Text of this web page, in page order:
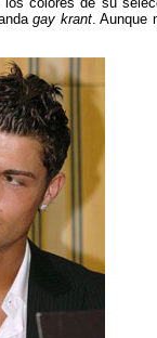
gay krant. Aunque